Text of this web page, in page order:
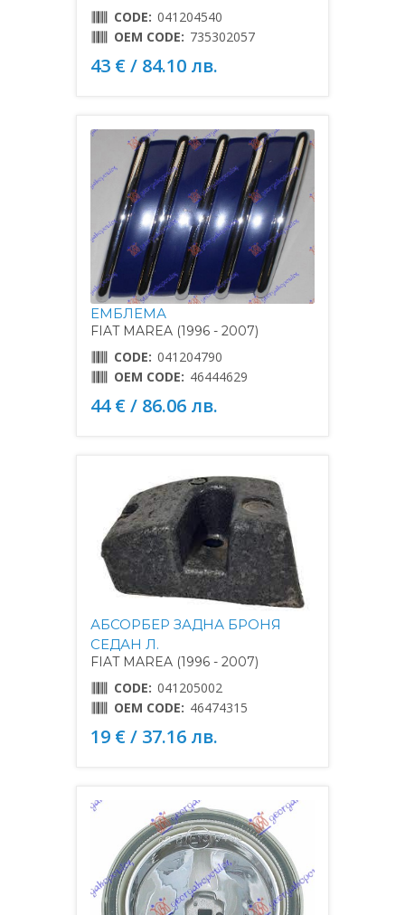
CODE: 041204540
OEM CODE: 735302057
43 € / 84.10 лв.
ЕМБЛЕМА
FIAT MAREA (1996 - 2007)
CODE: 041204790
OEM CODE: 46444629
44 € / 86.06 лв.
АБСОРБЕР ЗАДНА БРОНЯ
СЕДАН Л.
FIAT MAREA (1996 - 2007)
CODE: 041205002
OEM CODE: 46474315
19 € / 37.16 лв.